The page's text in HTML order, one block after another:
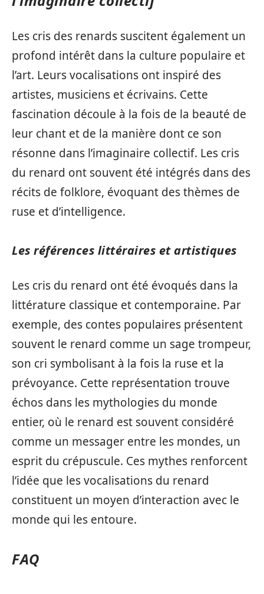
Les cris des renards suscitent également un
profond intérêt dans la culture populaire et
l’art. Leurs vocalisations ont inspiré des
artistes, musiciens et écrivains. Cette
fascination découle à la fois de la beauté de
leur chant et de la manière dont ce son
résonne dans l’imaginaire collectif. Les cris
du renard ont souvent été intégrés dans des
récits de folklore, évoquant des thèmes de
ruse et d’intelligence.
Les références littéraires et artistiques
Les cris du renard ont été évoqués dans la
littérature classique et contemporaine. Par
exemple, des contes populaires présentent
souvent le renard comme un sage trompeur,
son cri symbolisant à la fois la ruse et la
prévoyance. Cette représentation trouve
échos dans les mythologies du monde
entier, où le renard est souvent considéré
comme un messager entre les mondes, un
esprit du crépuscule. Ces mythes renforcent
l’idée que les vocalisations du renard
constituent un moyen d’interaction avec le
monde qui les entoure.
FAQ